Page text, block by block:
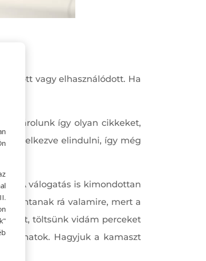
vagy elhasználódott. Ha
vásárolunk így olyan cikkeket,
elindulni, így még
A válogatás is kimondottan
bólintanak rá valamire, mert a
időt, töltsünk vidám perceket
pillanatok. Hagyjuk a kamaszt